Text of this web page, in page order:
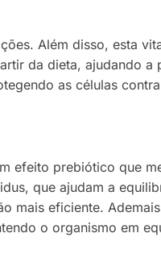
Além disso, esta
da dieta, ajudando a
as células
efeito prebiótico que
que ajudam a
mais eficiente.
o organismo em